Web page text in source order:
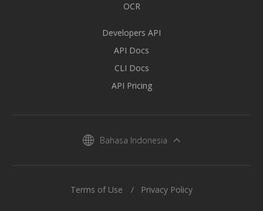
OCR
Developers API
API Docs
CLI Docs
API Pricing
Bahasa Indonesia
Terms of Use Privacy Policy